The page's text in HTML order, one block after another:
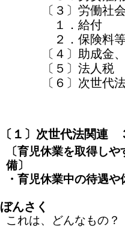
〔３〕労働社会
１．給付
２．保険料
〔４〕助成金、
〔５〕法人税
〔６〕次世代法
〔１〕次世代法関連
〔育児休業を取得し
備〕
・育児休業中の待遇
ぼんさく
これは、どんなもの？